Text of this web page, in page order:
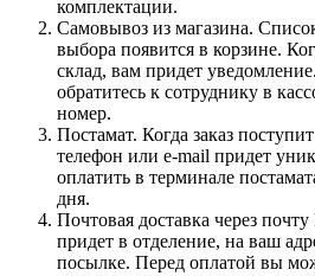
комплектации.
Самовывоз из магазина.
выбора появится в корзине.
склад, вам придет
обратитесь к сотруднику в
номер.
Постамат. Когда заказ
телефон или e-mail придет
оплатить в терминале
дня.
Почтовая доставка через
придет в отделение, на ваш
посылке. Перед оплатой вы